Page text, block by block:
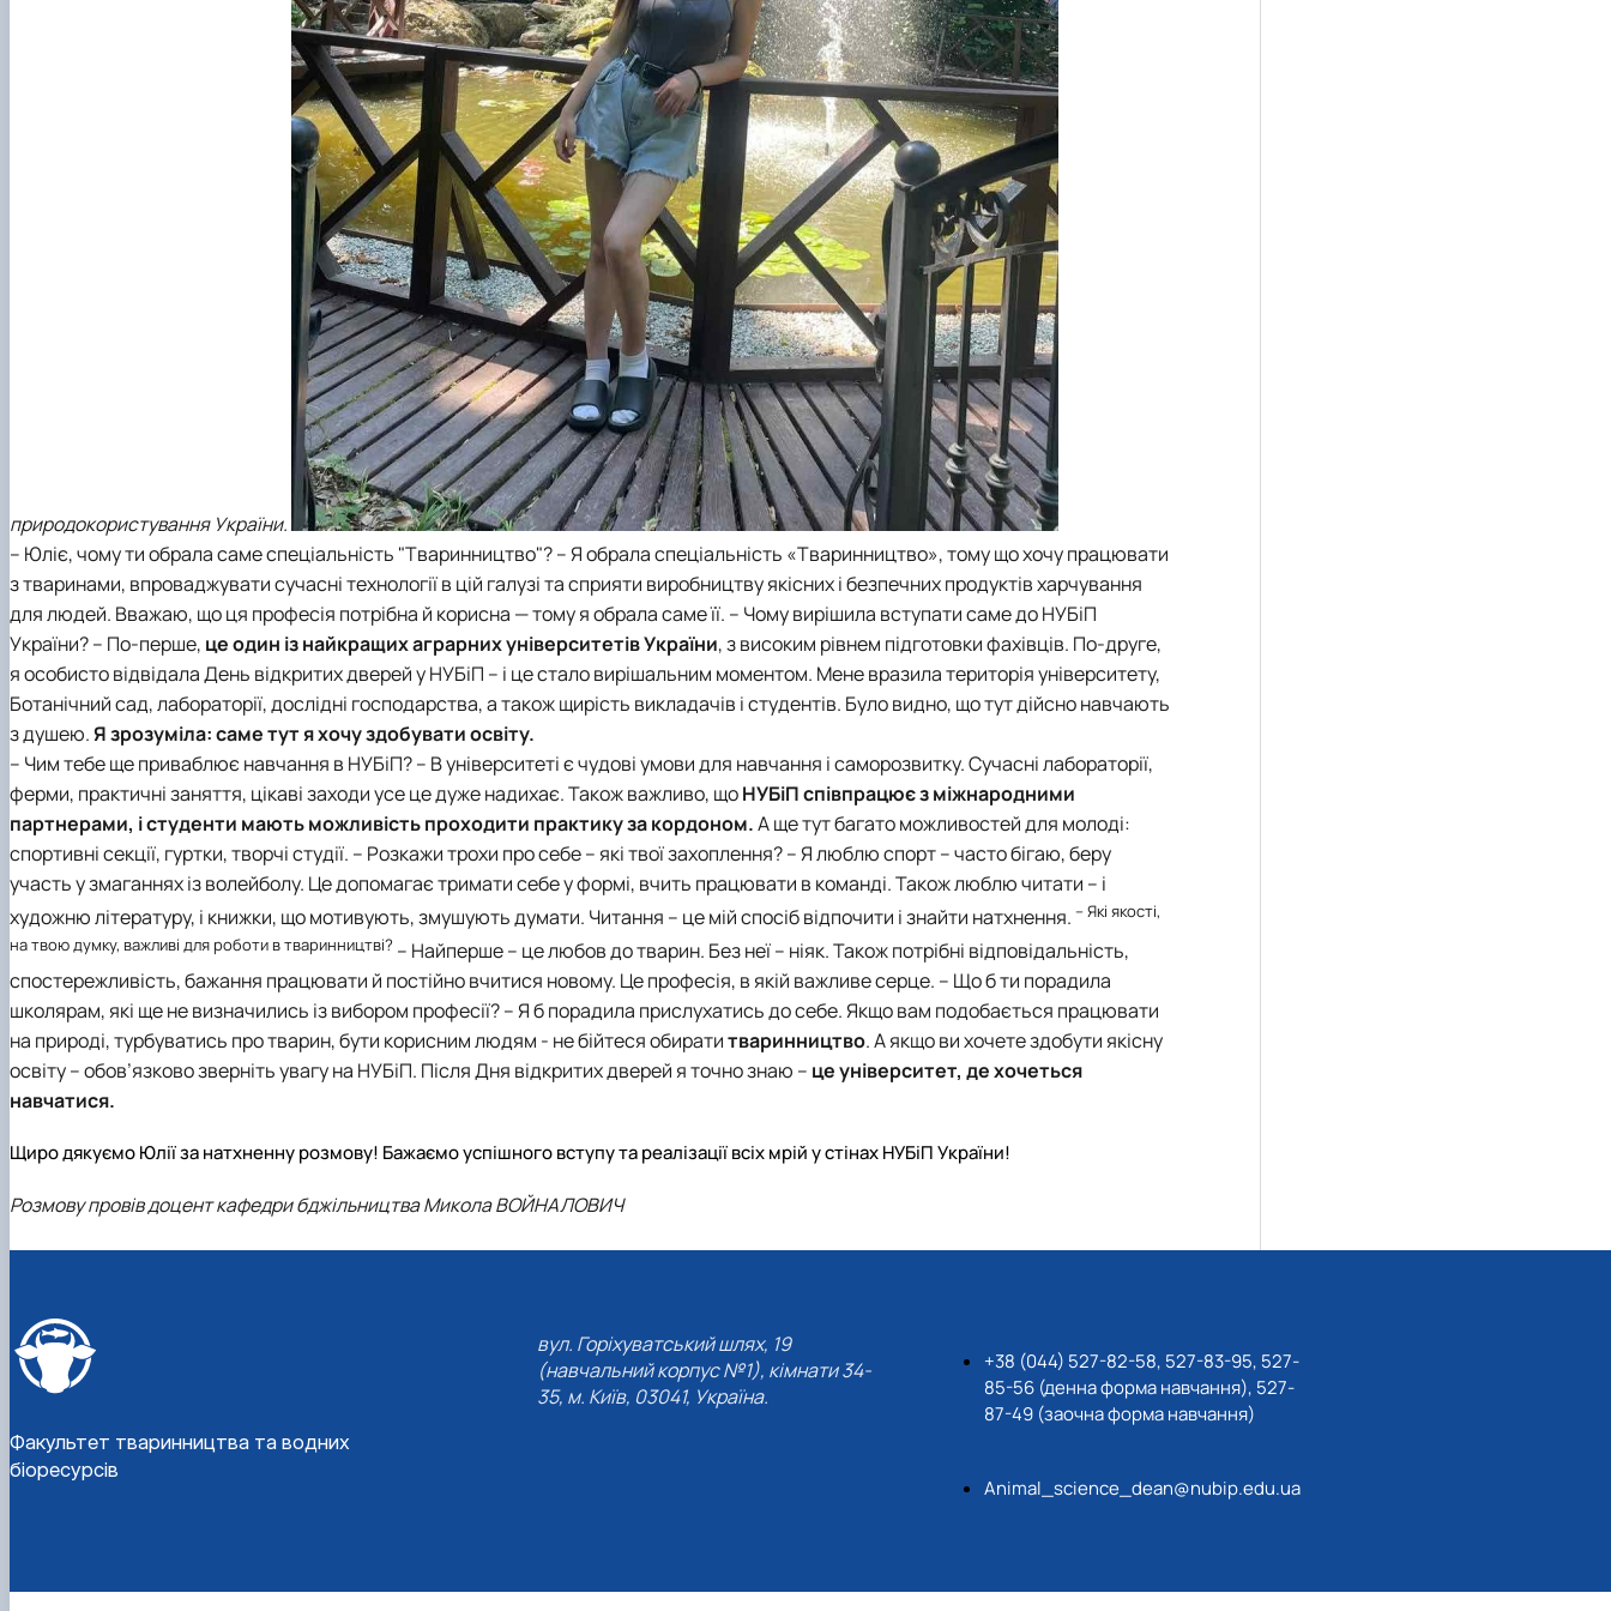
природокористування України.
– Юліє, чому ти обрала саме спеціальність "Тваринництво"?–Я обрала спеціальність «Тваринництво», тому що хочу працювати
з тваринами, впроваджувати сучасні технології в цій галузі та сприяти виробництву якісних і безпечних продуктів харчування
для людей. Вважаю, що ця професія потрібна й корисна — тому я обрала саме її. – Чому вирішила вступати саме до НУБіП
України?– По-перше, це один із найкращих аграрних університетів України, з високим рівнем підготовки фахівців. По-друге,
я особисто відвідала День відкритих дверей у НУБіП – і це стало вирішальним моментом. Мене вразила територія університету,
Ботанічний сад, лабораторії, дослідні господарства, а також щирість викладачів і студентів. Було видно, що тут дійсно навчають
з душею.Я зрозуміла: саме тут я хочу здобувати освіту.
– Чим тебе ще приваблює навчання в НУБіП?– В університеті є чудові умови для навчання і саморозвитку. Сучасні лабораторії,
ферми, практичні заняття, цікаві заходи усе це дуже надихає. Також важливо, щоНУБіП співпрацює з міжнародними
партнерами, і студенти мають можливість проходити практику за кордоном.А ще тут багато можливостей для молоді:
спортивні секції, гуртки, творчі студії. – Розкажи трохи про себе– які твої захоплення?– Я люблю спорт – часто бігаю, беру
участь у змаганнях із волейболу. Це допомагає тримати себе у формі, вчить працювати в команді. Також люблю читати – і
художню літературу, і книжки, що мотивують, змушують думати. Читання – це мій спосіб відпочити і знайти натхнення. – Які якості,
на твою думку, важливі для роботи в тваринництві? – Найперше – це любов до тварин. Без неї – ніяк. Також потрібні відповідальність,
спостережливість, бажання працювати й постійно вчитися новому. Це професія, в якій важливе серце. – Що б ти порадила
школярам, які ще не визначились із вибором професії?– Я б порадила прислухатись до себе. Якщо вам подобається працювати
на природі, турбуватись про тварин, бути корисним людям - не бійтеся обиратитваринництво. А якщо ви хочете здобути якісну
освіту – обов’язково зверніть увагу на НУБіП. Після Дня відкритих дверей я точно знаю – це університет, де хочеться
навчатися.
Щиро дякуємо Юлії за натхненну розмову! Бажаємо успішного вступу та реалізації всіх мрій у стінах НУБіП України!
Розмову провів доценткафедри бджільництваМикола ВОЙНАЛОВИЧ
Факультет тваринництва та водних
біоресурсів
вул. Горіхуватський шлях, 19
(навчальний корпус №1), кімнати 34-
35, м. Київ, 03041, Україна.
+38 (044) 527-82-58, 527-83-95, 527-
85-56 (денна форма навчання), 527-
87-49 (заочна форма навчання)
Animal_science_dean@nubip.edu.ua